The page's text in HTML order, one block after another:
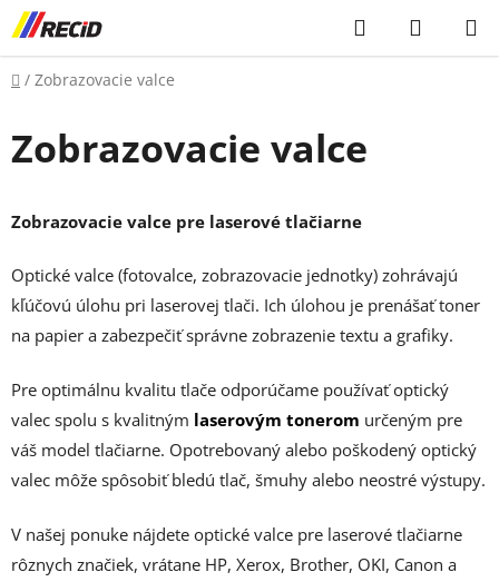
Prejsť
na
obsah
Hľadať
KOŠÍK
Domov
/ Zobrazovacie valce
Zobrazovacie valce
Zobrazovacie valce pre laserové tlačiarne
Optické valce (fotovalce, zobrazovacie jednotky) zohrávajú
kľúčovú úlohu pri laserovej tlači. Ich úlohou je prenášať toner
na papier a zabezpečiť správne zobrazenie textu a grafiky.
Pre optimálnu kvalitu tlače odporúčame používať optický
valec spolu s kvalitným laserovým tonerom určeným pre
váš model tlačiarne. Opotrebovaný alebo poškodený optický
valec môže spôsobiť bledú tlač, šmuhy alebo neostré výstupy.
V našej ponuke nájdete optické valce pre laserové tlačiarne
rôznych značiek, vrátane HP, Xerox, Brother, OKI, Canon a